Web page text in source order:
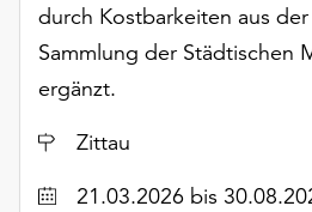
durch Kostbarkeiten aus
Sammlung der Städtischen
ergänzt.
Ort
Zittau
Datum21.03.2026 bis